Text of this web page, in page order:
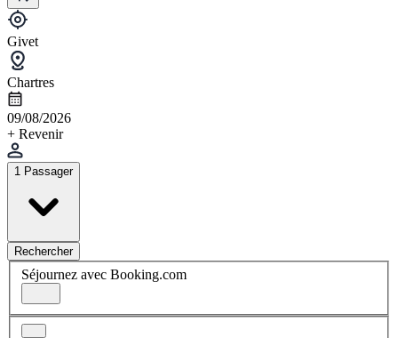
Givet
Chartres
09/08/2026
+ Revenir
1 Passager
Rechercher
Séjournez avec Booking.com